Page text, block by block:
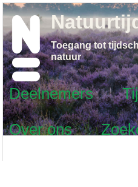
Deelnemers
Over ons
Toegang tot
natuur